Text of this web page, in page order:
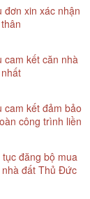
đơn xin xác nhận
cam kết căn nhà
cam kết đảm bảo
công trình liền
đăng bộ mua
đất Thủ Đức